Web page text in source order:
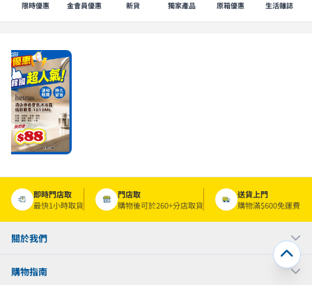
限時優惠 金會員優惠 新貨 獨家產品 原箱優惠 生活雜誌
即時門店取
最快1小時取貨
門店取
購物後可於260+分店取貨
送貨上門
購物滿$600免運費
關於我們
購物指南